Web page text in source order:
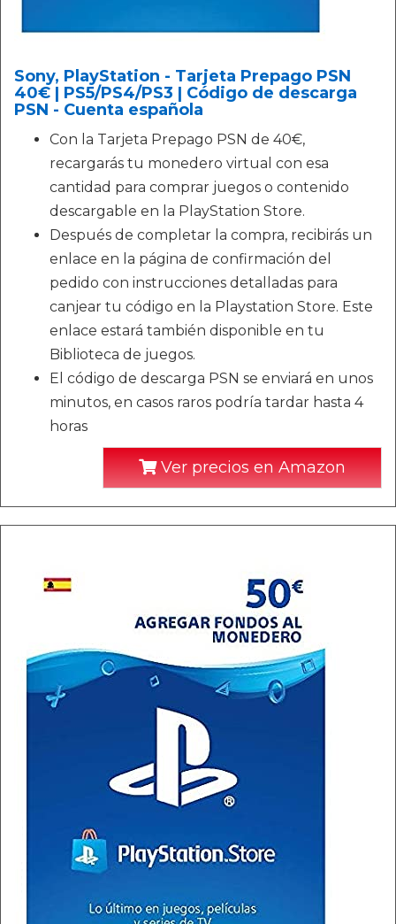
Sony, PlayStation - Tarjeta Prepago PSN
40€ | PS5/PS4/PS3 | Código de descarga
PSN - Cuenta española
Con la Tarjeta Prepago PSN de 40€,
recargarás tu monedero virtual con esa
cantidad para comprar juegos o contenido
descargable en la PlayStation Store.
Después de completar la compra, recibirás un
enlace en la página de confirmación del
pedido con instrucciones detalladas para
canjear tu código en la Playstation Store. Este
enlace estará también disponible en tu
Biblioteca de juegos.
El código de descarga PSN se enviará en unos
minutos, en casos raros podría tardar hasta 4
horas
Ver precios en Amazon